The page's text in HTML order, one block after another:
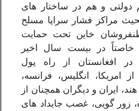
دولتی و هم در ساختار های
مراکز فشار سراپا مسلح
خاین تحت حمایت
خاصتاً در بیست سال اخیر
در افغانستان از راه پول
امریکا، انگلیس، فرانسه،
ایران و دیگران همچنان از
زور گویی، غصب جایداد های